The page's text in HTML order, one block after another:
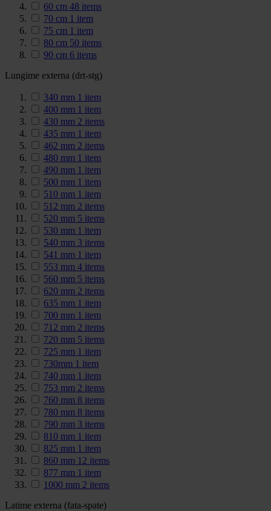
60 cm 48 items
70 cm 1 item
75 cm 1 item
80 cm 50 items
90 cm 6 items
Lungime externa (drt-stg)
340 mm 1 item
400 mm 1 item
430 mm 2 items
435 mm 1 item
462 mm 2 items
480 mm 1 item
490 mm 1 item
500 mm 1 item
510 mm 1 item
512 mm 2 items
520 mm 5 items
530 mm 1 item
540 mm 3 items
541 mm 1 item
553 mm 4 items
560 mm 5 items
620 mm 2 items
635 mm 1 item
700 mm 1 item
712 mm 2 items
720 mm 5 items
725 mm 1 item
730mm 1 item
740 mm 1 item
753 mm 2 items
760 mm 8 items
780 mm 8 items
790 mm 3 items
810 mm 1 item
825 mm 1 item
860 mm 12 items
877 mm 1 item
1000 mm 2 items
Latime externa (fata-spate)